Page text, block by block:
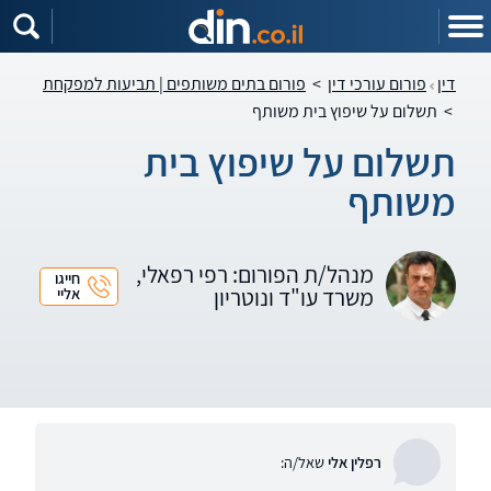
דין פורום עורכי דין > פורום בתים משותפים | תביעות למפקחת
> תשלום על שיפוץ בית משותף
תשלום על שיפוץ בית
משותף
מנהל/ת הפורום: רפי רפאלי,
משרד עו"ד ונוטריון
חייגו
אליי
רפלין אלישאל/ה: